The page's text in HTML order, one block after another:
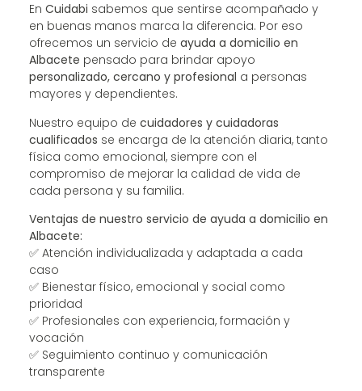
En Cuidabi sabemos que sentirse acompañado y
en buenas manos marca la diferencia. Por eso
ofrecemos un servicio de ayuda a domicilio en
Albacete pensado para brindar apoyo
personalizado, cercano y profesional a personas
mayores y dependientes.
Nuestro equipo de cuidadores y cuidadoras
cualificados se encarga de la atención diaria, tanto
física como emocional, siempre con el
compromiso de mejorar la calidad de vida de
cada persona y su familia.
Ventajas de nuestro servicio de ayuda a domicilio en
Albacete:
✅ Atención individualizada y adaptada a cada
caso
✅ Bienestar físico, emocional y social como
prioridad
✅ Profesionales con experiencia, formación y
vocación
✅ Seguimiento continuo y comunicación
transparente